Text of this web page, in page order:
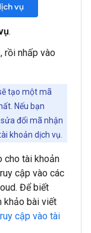
vụ
.
rồi nhấp vào
tạo một mã
Nếu bạn
đổi mã nhận
khoản dịch vụ.
cho tài khoản
cập vào các
Để biết
khảo bài viết
cập vào tài